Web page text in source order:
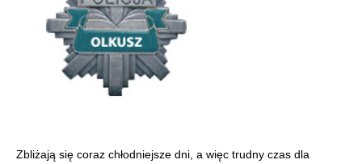
Zbliżają się coraz chłodniejsze dni, a więc trudny czas dla